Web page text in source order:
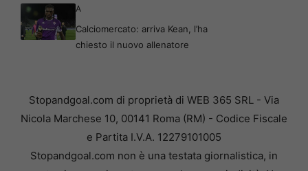
A
Calciomercato: arriva Kean, l’ha
chiesto il nuovo allenatore
Stopandgoal.com di proprietà di WEB 365 SRL - Via
Nicola Marchese 10, 00141 Roma (RM) - Codice Fiscale
e Partita I.V.A. 12279101005
Stopandgoal.com non è una testata giornalistica, in